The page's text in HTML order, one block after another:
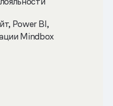
Power BI,
Mindbox